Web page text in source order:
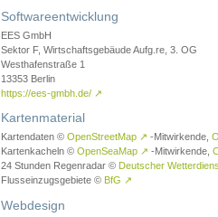
Softwareentwicklung
EES GmbH
Sektor F, Wirtschaftsgebäude Aufg.re, 3. OG
Westhafenstraße 1
13353 Berlin
https://ees-gmbh.de/ ↗
Kartenmaterial
Kartendaten © OpenStreetMap ↗ -Mitwirkende,
Kartenkacheln © OpenSeaMap ↗ -Mitwirkende,
24 Stunden Regenradar © Deutscher
Flusseinzugsgebiete © BfG ↗
Webdesign